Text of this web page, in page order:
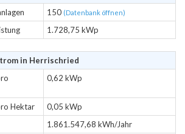
150 (Datenbank öffnen)
1.728,75 kWp
in Herrischried
0,62 kWp
Hektar
0,05 kWp
1.861.547,68 kWh/Jahr